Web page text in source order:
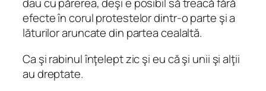
dau cu părerea, deşi e posibil să treacă fără
efecte în corul protestelor dintr-o parte şi a
lăturilor aruncate din partea cealaltă.
Ca şi rabinul înţelept zic şi eu că şi unii şi alţii
au dreptate.